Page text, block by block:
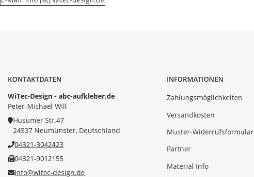
KONTAKTDATEN
WiTec-Design - abc-aufkleber.de
Peter-Michael Will
Husumer Str.47
24537 Neumünster, Deutschland
04321-3042423
04321-9012155
info@witec-design.de
INFORMATIONEN
Zahlungsmöglichkeiten
Versandkosten
Muster-Widerrufsformular
Partner
Material Info